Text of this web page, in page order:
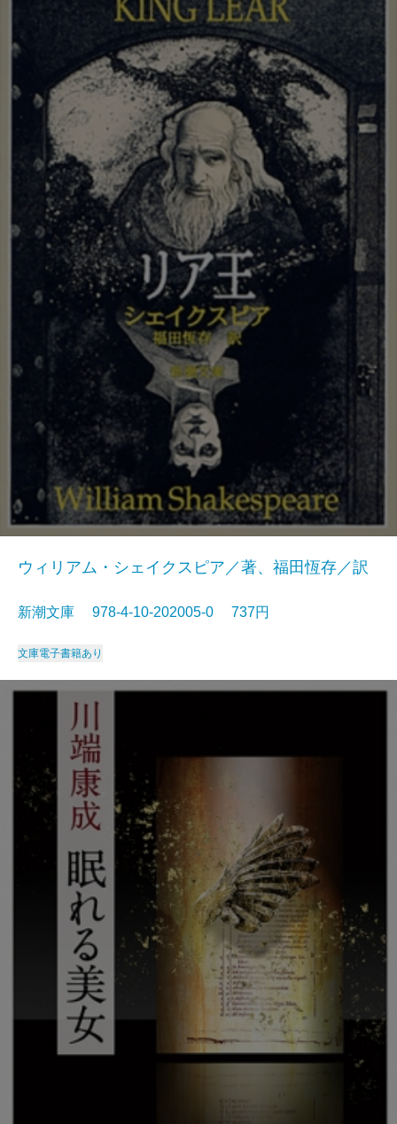
ウィリアム・シェイクスピア／著、福田恆存／訳
新潮文庫 978-4-10-202005-0 737円
文庫電子書籍あり